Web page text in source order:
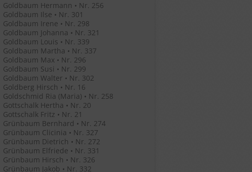
Goldbaum Hermann • Nr. 256
Goldbaum Ilse • Nr. 301
Goldbaum Irene • Nr. 298
Goldbaum Johanna • Nr. 321
Goldbaum Louis • Nr. 339
Goldbaum Martha • Nr. 337
Goldbaum Max • Nr. 296
Goldbaum Susi • Nr. 299
Goldbaum Walter • Nr. 302
Goldberg Hirsch • Nr. 16
Goldschmid Ria (Maria) • Nr. 258
Gottschalk Hertha • Nr. 20
Gottschalk Fritz • Nr. 21
Grünbaum Bernhard • Nr. 274
Grünbaum Clicinia • Nr. 327
Grünbaum Dietrich • Nr. 272
Grünbaum Elfriede • Nr. 331
Grünbaum Hirsch • Nr. 326
Grünbaum Jakob • Nr. 332